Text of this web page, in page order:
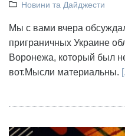
Новини та Дайджести
Мы с вами вчера
приграничных Украине
Воронежа, который был
вот.Мысли материальны.